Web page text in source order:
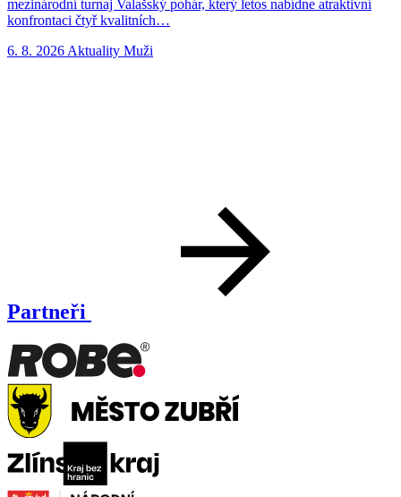
mezinárodní turnaj Valašský pohár, který letos nabídne atraktivní
konfrontaci čtyř kvalitních…
6. 8. 2026 Aktuality Muži
Partneři